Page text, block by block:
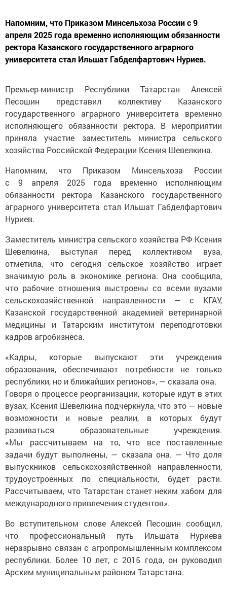
Напомним, что Приказом Минсельхоза России с 9
апреля 2025 года временно исполняющим обязанности
ректора Казанского государственного аграрного
университета стал Ильшат Габделфартович Нуриев.
Премьер-министр Республики Татарстан Алексей
Песошин представил коллективу Казанского
государственного аграрного университета временно
исполняющего обязанности ректора. В мероприятии
приняла участие заместитель министра сельского
хозяйства Российской Федерации Ксения Шевелкина.
Напомним, что Приказом Минсельхоза России
с 9 апреля 2025 года временно исполняющим
обязанности ректора Казанского государственного
аграрного университета стал Ильшат Габделфартович
Нуриев.
Заместитель министра сельского хозяйства РФ Ксения
Шевелкина, выступая перед коллективом вуза,
отметила, что сегодня сельское хозяйство играет
значимую роль в экономике региона. Она сообщила,
что рабочие отношения выстроены со всеми вузами
сельскохозяйственной направленности — с КГАУ,
Казанской государственной академией ветеринарной
медицины и Татарским институтом переподготовки
кадров агробизнеса.
«Кадры, которые выпускают эти учреждения
образования, обеспечивают потребности не только
республики, но и ближайших регионов», — сказала она.
Говоря о процессе реорганизации, которые идут в этих
вузах, Ксения Шевелкина подчеркнула, что это — новые
возможности и новые реалии, в которых будут
развиваться образовательные учреждения.
«Мы рассчитываем на то, что все поставленные
задачи будут выполнены, — сказала она. — Что доля
выпускников сельскохозяйственной направленности,
трудоустроенных по специальности, будет расти.
Рассчитываем, что Татарстан станет неким хабом для
международного привлечения студентов».
Во вступительном слове Алексей Песошин сообщил,
что профессиональный путь Ильшата Нуриева
неразрывно связан с агропромышленным комплексом
республики. Более 10 лет, с 2015 года, он руководил
Арским муниципальным районом Татарстана.